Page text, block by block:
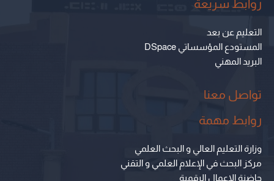
روابط سريعة
التعليم عن بعد
المستودع المؤسساتي DSpace
البريد المهني
تواصل معنا
روابط مهمة
وزارة التعليم العالي و البحث العلمي
مركز البحث في الإعلام العلمي و التقني
حاضنة الاعمال الرقمية